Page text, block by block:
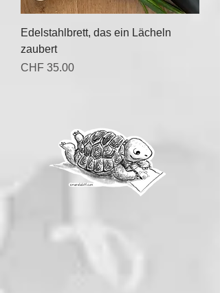
Edelstahlbrett, das ein Lächeln
zaubert
Price
CHF 35.00